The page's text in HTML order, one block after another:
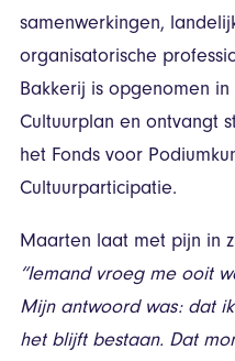
samenwerkingen,
organisatorische
Bakkerij is opgenomen
Cultuurplan en ontvangt
het Fonds voor
Cultuurparticipatie.
Maarten laat met pijn in
“Iemand vroeg me ooit
Mijn antwoord was: dat
het blijft bestaan. Dat